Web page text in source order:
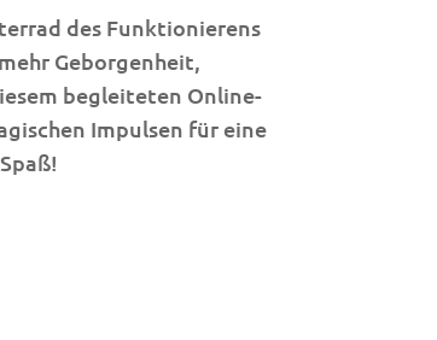
des Funktionierens
Geborgenheit,
begleiteten Online-
Impulsen für eine